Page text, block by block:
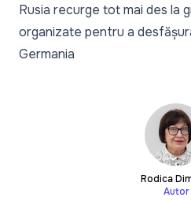
Rusia recurge tot mai des la
organizate pentru a
Germania
Rodica
Autor